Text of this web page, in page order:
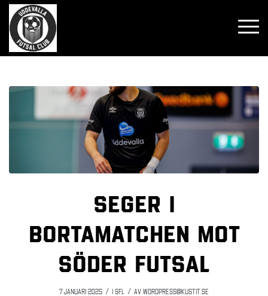
Seger i
bortamatchen mot
Söder Futsal
7 januari 2025 / i SFL / av wordpress@kustit.se